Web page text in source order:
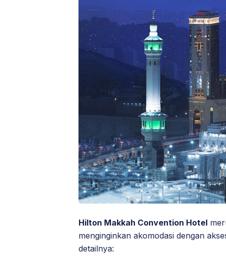
Hilton Makkah Convention Hotel
menginginkan akomodasi dengan
detailnya: